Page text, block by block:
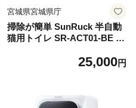
宮城県宮城県庁
掃除が簡単 SunRuck 半自動
猫用トイレ SR-ACT01-BE ベ
25,000円